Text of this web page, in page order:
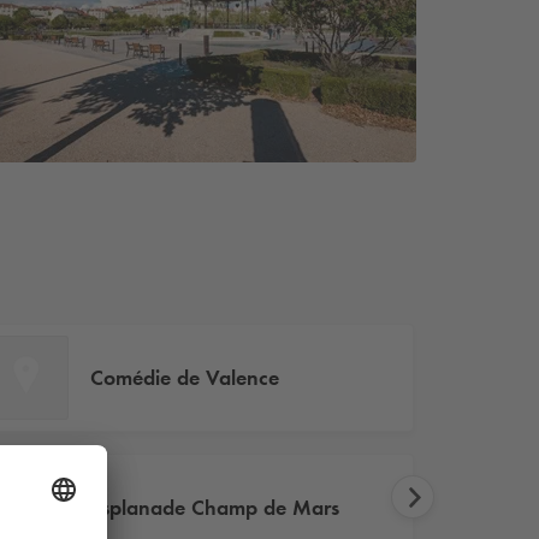
Comédie de Valence
Esplanade Champ de Mars